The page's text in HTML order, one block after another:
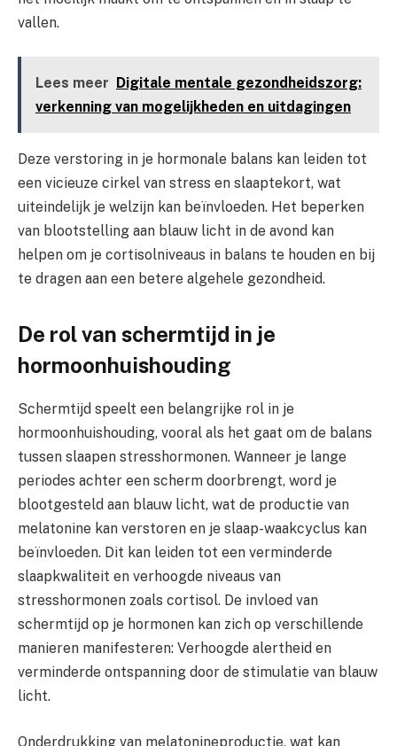
vallen.
Lees meer Digitale mentale gezondheidszorg:
verkenning van mogelijkheden en uitdagingen
Deze verstoring in je hormonale balans kan leiden tot
een vicieuze cirkel van stress en slaaptekort, wat
uiteindelijk je welzijn kan beïnvloeden. Het beperken
van blootstelling aan blauw licht in de avond kan
helpen om je cortisolniveaus in balans te houden en bij
te dragen aan een betere algehele gezondheid.
De rol van schermtijd in je
hormoonhuishouding
Schermtijd speelt een belangrijke rol in je
hormoonhuishouding, vooral als het gaat om de balans
tussen slaapen stresshormonen. Wanneer je lange
periodes achter een scherm doorbrengt, word je
blootgesteld aan blauw licht, wat de productie van
melatonine kan verstoren en je slaap-waakcyclus kan
beïnvloeden. Dit kan leiden tot een verminderde
slaapkwaliteit en verhoogde niveaus van
stresshormonen zoals cortisol. De invloed van
schermtijd op je hormonen kan zich op verschillende
manieren manifesteren: Verhoogde alertheid en
verminderde ontspanning door de stimulatie van blauw
licht.
Onderdrukking van melatonineproductie, wat kan